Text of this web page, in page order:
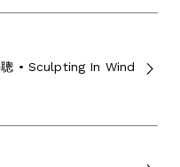
聰 • Sculpting In Wind